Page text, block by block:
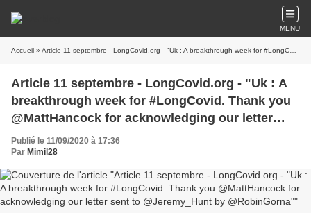
MENU
Accueil » Article 11 septembre - LongCovid.org - "Uk : A breakthrough week for #LongCovid. Thank you @MattHancock for acknowledging our letter sent to @Jeremy_Hunt by @RobinGorna"
Article 11 septembre - LongCovid.org - "Uk : A
breakthrough week for #LongCovid. Thank you
@MattHancock for acknowledging our letter
Publié le 11/09/2020 à 17:36
Par Mimil28